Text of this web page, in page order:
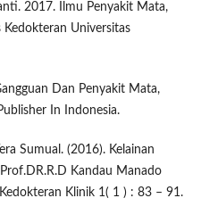
2017. Ilmu Penyakit Mata,
Kedokteran Universitas
Dan Penyakit Mata,
In Indonesia.
Sumual. (2016). Kelainan
Kandau Manado
Klinik 1( 1 ) : 83 – 91.